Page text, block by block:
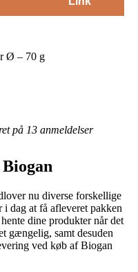
Ø – 70 g
på 13 anmeldelser
nu diverse forskellige
dag at få afleveret pakken
dine produkter når det
gængelig, samt desuden
ved køb af Biogan